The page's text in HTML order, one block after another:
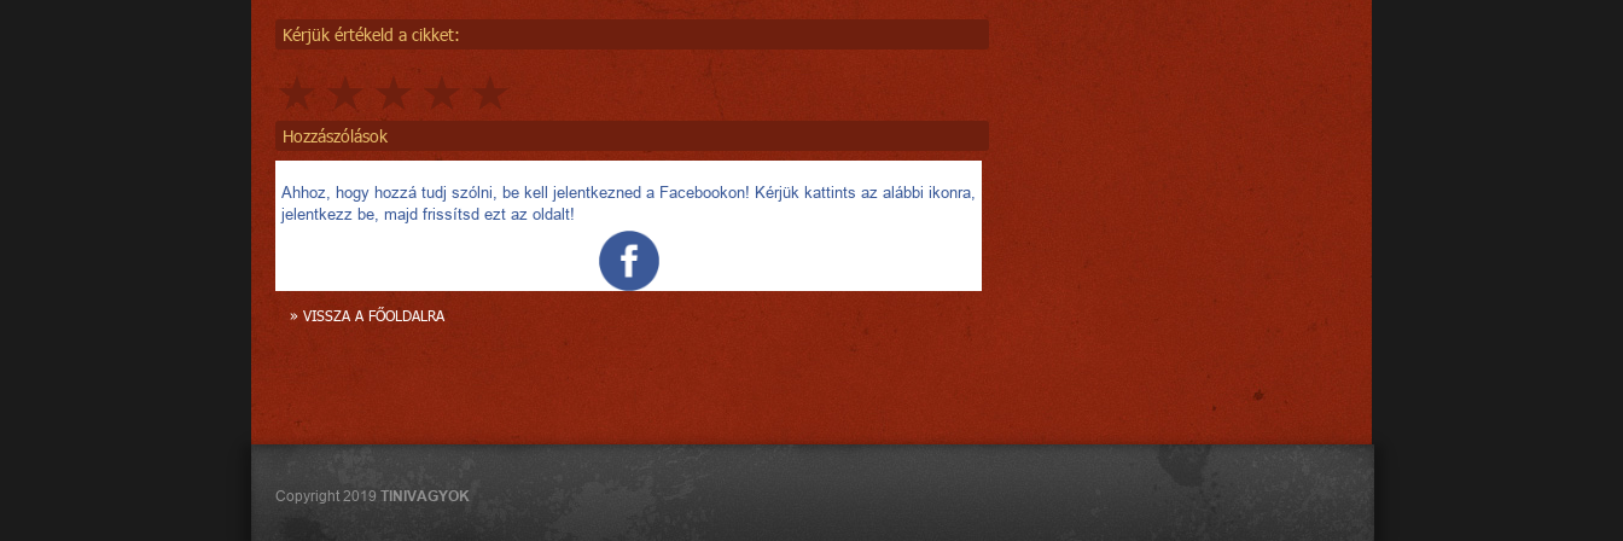
Kérjük értékeld a cikket:
Hozzászólások
Ahhoz, hogy hozzá tudj szólni, be kell jelentkezned a Facebookon! Kérjük kattints az alábbi ikonra,
jelentkezz be, majd frissítsd ezt az oldalt!
» VISSZA A FŐOLDALRA
Copyright 2019 TINIVAGYOK